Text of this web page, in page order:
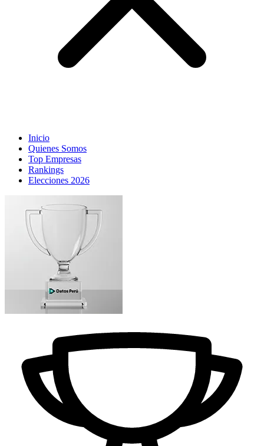
Inicio
Quienes Somos
Top Empresas
Rankings
Elecciones 2026